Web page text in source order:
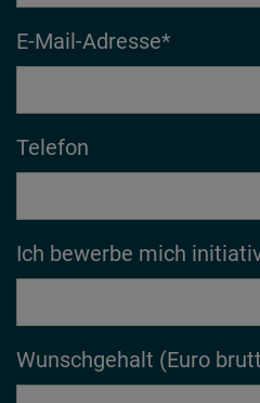
E-Mail-Adresse*
Telefon
Ich bewerbe mich
Wunschgehalt (Euro